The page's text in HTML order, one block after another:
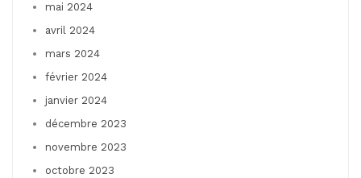
mai 2024
avril 2024
mars 2024
février 2024
janvier 2024
décembre 2023
novembre 2023
octobre 2023